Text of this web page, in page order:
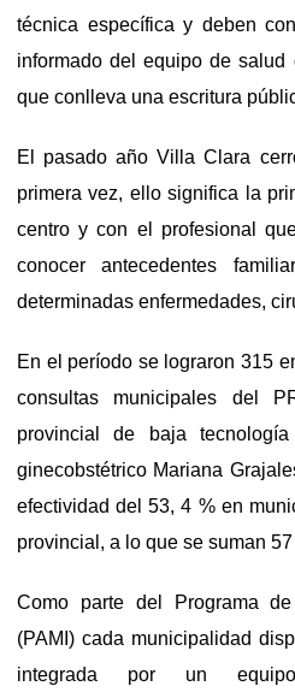
técnica específica y deben
informado del equipo de
que conlleva una escritura
El pasado año Villa Clara
primera vez, ello significa la
centro y con el profesional
conocer antecedentes
determinadas enfermedades,
En el período se lograron 315
consultas municipales del
provincial de baja
ginecobstétrico Mariana
efectividad del 53, 4 % en
provincial, a lo que se suman
Como parte del Programa de
(PAMI) cada municipalidad
integrada por un